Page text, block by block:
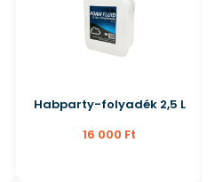
Habparty-folyadék 2,5 L
16 000 Ft